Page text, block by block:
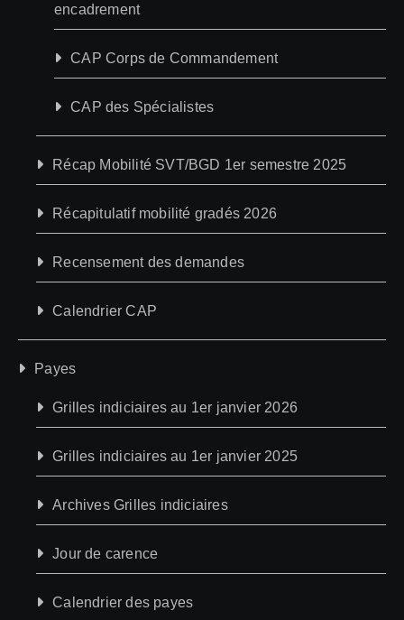
encadrement
CAP Corps de Commandement
CAP des Spécialistes
Récap Mobilité SVT/BGD 1er semestre 2025
Récapitulatif mobilité gradés 2026
Recensement des demandes
Calendrier CAP
Payes
Grilles indiciaires au 1er janvier 2026
Grilles indiciaires au 1er janvier 2025
Archives Grilles indiciaires
Jour de carence
Calendrier des payes